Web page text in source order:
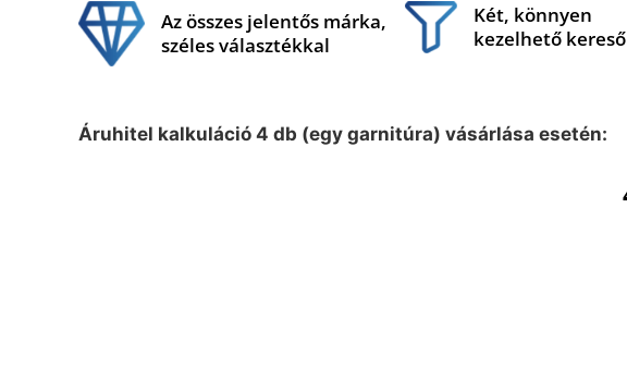
Az összes jelentős márka,
széles választékkal
Két, könnyen
kezelhető kereső
Áruhitel kalkuláció 4 db (egy garnitúra) vásárlása esetén: